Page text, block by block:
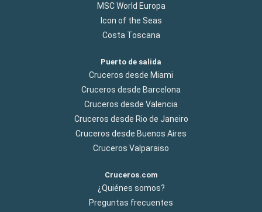
MSC World Europa
Icon of the Seas
Costa Toscana
Puerto de salida
Cruceros desde Miami
Cruceros desde Barcelona
Cruceros desde Valencia
Cruceros desde Rio de Janeiro
Cruceros desde Buenos Aires
Cruceros Valparaiso
Cruceros.com
¿Quiénes somos?
Preguntas frecuentes